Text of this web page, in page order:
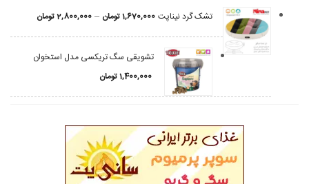
تشک گرد نیناپت 1,670,000تومان –
2,800,000تومان
تشویقی سگ تریکسی مدل استخوان
1,400,000تومان